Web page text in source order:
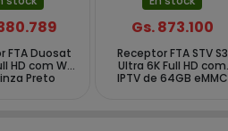
FTA Duosat
HD com Wi-
Preto
Gs. 873.100
Receptor FTA STV S3
Ultra 6K Full HD com
IPTV de 64GB eMMC